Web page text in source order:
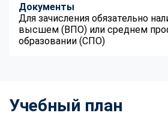
Документы
Для зачисления обязательно
высшем (ВПО) или среднем
образовании (СПО)
Учебный план